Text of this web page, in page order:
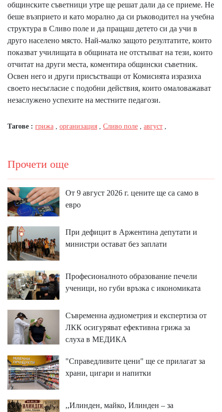
общинските съветници утре ще решат дали да се приеме. Не
беше възприето и като морално да си ръководител на учебна
структура в Сливо поле и да пращаш детето си да учи в
друго населено място. Най-малко защото резултатите, които
показват училищата в общината не отстъпват на тези, които
отчитат на други места, коментира общински съветник.
Освен него и други присъстващи от Комисията изразиха
своето несъгласие с подобни действия, които омаловажават
незаслужено успехите на местните педагози.
Тагове : грижа , организация , Сливо поле , август ,
Прочети още
От 9 август 2026 г. цените ще са само в
евро
При дефицит в Аржентина депутати и
министри остават без заплати
Професионалното образование печели
ученици, но губи връзка с икономиката
Съвременна аудиометрия и експертиза от
ЛКК осигуряват ефективна грижа за
слуха в МЕДИКА
"Справедливите цени" ще се прилагат за
храни, цигари и напитки
,,Илинден, майко, Илинден – за